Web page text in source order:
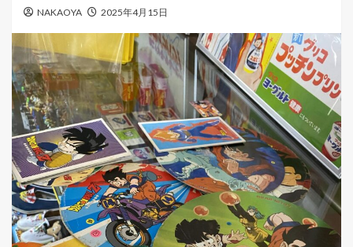
NAKAOYA 2025年4月15日